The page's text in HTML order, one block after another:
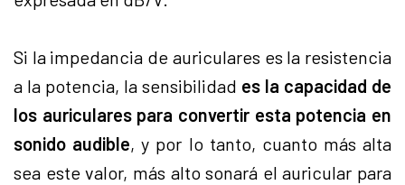
Si la impedancia de auriculares es la resistencia
a la potencia, la sensibilidad es la capacidad de
los auriculares para convertir esta potencia en
sonido audible, y por lo tanto, cuanto más alta
sea este valor, más alto sonará el auricular para